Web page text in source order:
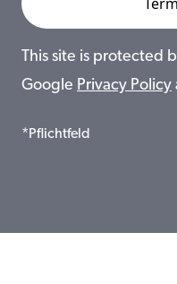
This site is protected
Google Privacy Policy
*Pflichtfeld